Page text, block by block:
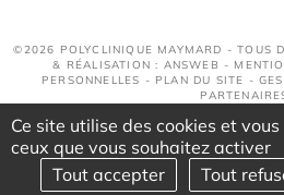
©2026 POLYCLINIQUE MAYMARD - TOUS
& RÉALISATION : ANSWEB -
PERSONNELLES - PLAN DU SITE -
Ce site utilise des cookies et
ceux que vous souhaitez activer
Tout accepter
Tout